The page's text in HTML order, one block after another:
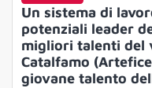
Un sistema di
potenziali leader
migliori talenti del
Catalfamo
giovane talento